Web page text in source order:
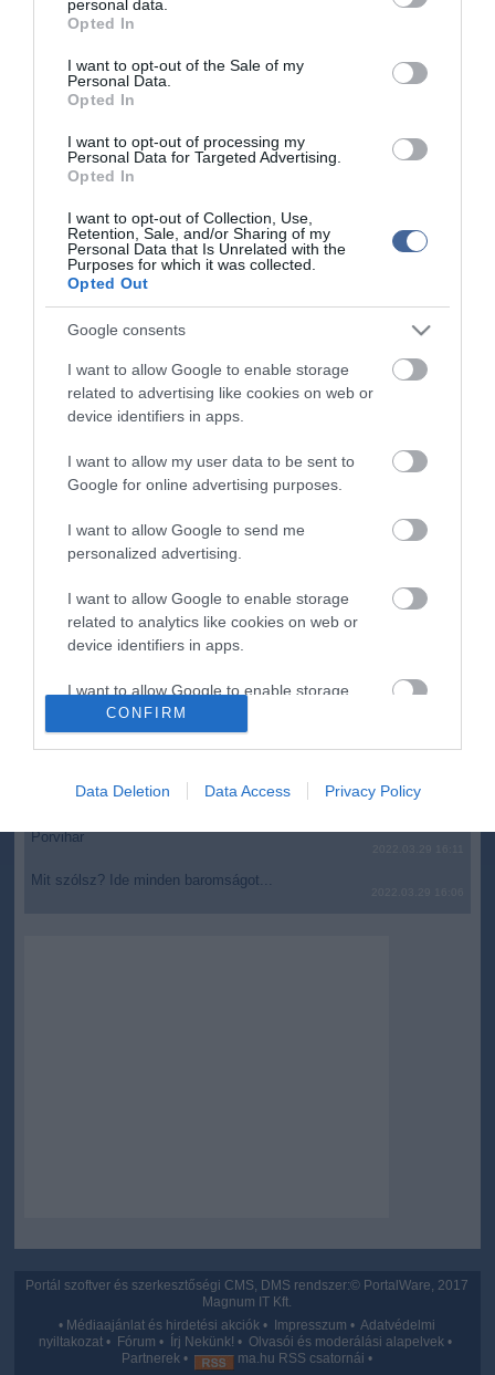
grant or deny consent to Google and its third-party tags to
use your data for below specified purposes in below Google
consent section.
personal data.
Opted In
I want to opt-out of the Sale of my
Personal Data.
Opted In
I want to opt-out of processing my
Personal Data for Targeted Advertising.
Opted In
I want to opt-out of Collection, Use,
Retention, Sale, and/or Sharing of my
Personal Data that Is Unrelated with the
Purposes for which it was collected.
Opted Out
Google consents
I want to allow Google to enable storage
related to advertising like cookies on web or
device identifiers in apps.
I want to allow my user data to be sent to
Google for online advertising purposes.
I want to allow Google to send me
personalized advertising.
I want to allow Google to enable storage
related to analytics like cookies on web or
device identifiers in apps.
I want to allow Google to enable storage
related to functionality of the website or app.
related to personalization.
functionality and fraud prevention, and other
CONFIRM
Data Deletion Data Access Privacy Policy
Kérjük, kulturáltan, mások személyiségi jogainak és jó hírnevének tiszteletben
tartásával kommenteljenek!
Saját életét is kockára tette a magyar erdész, hogy
megállítsa a tüzet
Második világháborús MG-42 géppuskát emeltek ki a
Dunából - a rendőrség lefoglalta
A Miniszterelnökség felmondta a Lounge Eventtel kötött
keretszerződését
Megérkezett az eső a Duna vízgyűjtőjére
Újabb két gyanúsítottat fogtak el a 600 milliós
ingatlanmaffia ügyében
Vizes Eb - Megvan az első magyar arany, a nyíltvízi úszó
Betlehem Dávid nyerte a kieséses versenyt
Nem is olyan egészséges a népszerű banán?
Tanár Úr gyere, mindjárt lesz Lillád!
AZ IGAZSÁG SOHA NEM KÉSŐ
JólVanna
Porvihar
Mit szólsz? Ide minden baromságot...
Portál szoftver és szerkesztőségi CMS, DMS rendszer:© PortalWare, 2017
Magnum IT Kft.
• Médiaajánlat és hirdetési akciók • Impresszum •Adatvédelmi
nyiltakozat • Fórum • Írj Nekünk! •Olvasói és moderálási alapelvek •
Partnerek • ma.hu RSS csatornái •